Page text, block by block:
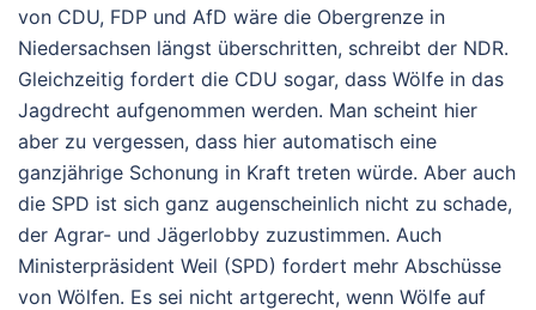
von CDU, FDP und AfD wäre die Obergrenze in
Niedersachsen längst überschritten, schreibt der NDR.
Gleichzeitig fordert die CDU sogar, dass Wölfe in das
Jagdrecht aufgenommen werden. Man scheint hier
aber zu vergessen, dass hier automatisch eine
ganzjährige Schonung in Kraft treten würde. Aber auch
die SPD ist sich ganz augenscheinlich nicht zu schade,
der Agrar- und Jägerlobby zuzustimmen. Auch
Ministerpräsident Weil (SPD) fordert mehr Abschüsse
von Wölfen. Es sei nicht artgerecht, wenn Wölfe auf